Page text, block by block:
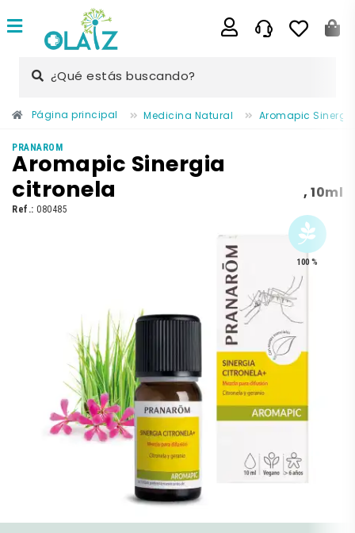
¿Qué estás buscando?
Página principal Medicina Natural Aromapic
PRANAROM
Aromapic Sinergia
citronela ,10ml
Ref.: 080485
100 %